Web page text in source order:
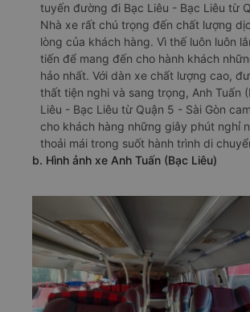
tuyến đường đi Bạc Liêu - Bạc Liêu từ
Nhà xe rất chú trọng đến chất lượng
lòng của khách hàng. Vì thế luôn luôn
tiến để mang đến cho hành khách
hảo nhất. Với dàn xe chất lượng cao,
thất tiện nghi và sang trọng, Anh Tuấn
Liêu - Bạc Liêu từ Quận 5 - Sài Gòn
cho khách hàng những giây phút nghỉ
thoải mái trong suốt hành trình di
b. Hình ảnh xe Anh Tuấn (Bạc Liêu)